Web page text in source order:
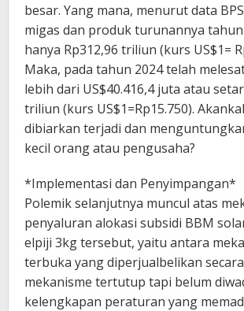
besar. Yang mana, menurut data
migas dan produk turunannya tahun
hanya Rp312,96 triliun (kurs US$1=
Maka, pada tahun 2024 telah
lebih dari US$40.416,4 juta atau
triliun (kurs US$1=Rp15.750).
dibiarkan terjadi dan
kecil orang atau pengusaha?
*Implementasi dan Penyimpangan*
Polemik selanjutnya muncul atas
penyaluran alokasi subsidi BBM
elpiji 3kg tersebut, yaitu antara
terbuka yang diperjualbelikan
mekanisme tertutup tapi belum
kelengkapan peraturan yang